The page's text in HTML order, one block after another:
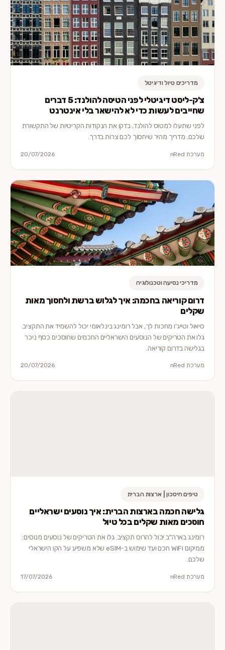
מדריכים טיול ודיגיטל
צ'ק-ליסט דיגיטלי לפני הטיסה להולנד: 5 דברים
שחייבים לעשות כדי לא להישאר בלי אינטרנט
לפני שתעלו למטוס להולנד, בדקו את הנקודות הקריטיות של התקשורת
שלכם. מדריך מהיר שיחסוך לכם צרות בדרך.
מערכת nRed 20/07/2026
מדריכי נסיעה וטכנולוגיה
דרום קוריאה בחכמה: איך לגלוש ברשת ולחסוך מאות
שקלים
סיאול וטייג'ו מחכות לך, אבל רומינג בינלאומי יכול להשמיד את התקציב.
גלו את הטריקים של הנוסעים הישראליים החכמים שחוסכים כסף ניכר
בגלישה בדרום קוריאה.
מערכת nRed 20/07/2026
טיפים חיסכון | ארצות הברית
גלישה חכמה בארצות הברית: איך נוסעים ישראליים
חוסכים מאות שקלים בכל טיול
רומינג בארה"ב יכול להרוס תקציב. גלו את הטריקים של נוסעים מנוסים:
ממיקום WiFi חכם ועד שימוש ב-eSIM שלא משפיע על הקו הישראלי
שלכם.
מערכת nRed 17/07/2026